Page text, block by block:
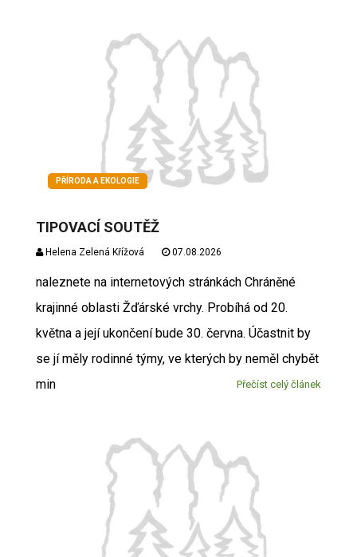
PŘÍRODA A EKOLOGIE
TIPOVACÍ SOUTĚŽ
Helena Zelená Křížová 07.08.2026
naleznete na internetových stránkách Chráněné
krajinné oblasti Žďárské vrchy. Probíhá od 20.
května a její ukončení bude 30. června. Účastnit by
se jí měly rodinné týmy, ve kterých by neměl chybět
min
Přečíst celý článek